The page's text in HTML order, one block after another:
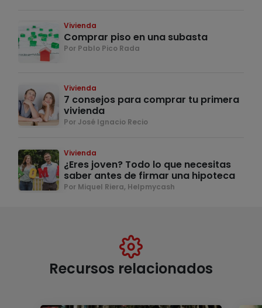
Vivienda
Comprar piso en una subasta
Por Pablo Pico Rada
Vivienda
7 consejos para comprar tu primera
vivienda
Por José Ignacio Recio
Vivienda
¿Eres joven? Todo lo que necesitas
saber antes de firmar una hipoteca
Por Miquel Riera, Helpmycash
Recursos relacionados